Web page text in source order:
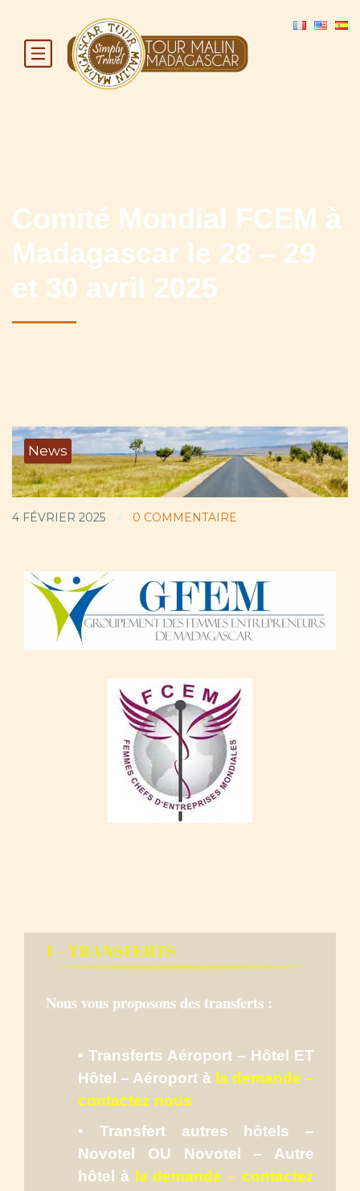
Comité Mondial FCEM à
Madagascar le 28 – 29
et 30 avril 2025
News
4 FÉVRIER 2025 0 COMMENTAIRE
1 – TRANSFERTS
Nous vous proposons des transferts :
• Transferts Aéroport – Hôtel ET
Hôtel – Aéroport à la demande –
contactez nous
• Transfert autres hôtels –
Novotel OU Novotel – Autre
hôtel à la demande – contactez